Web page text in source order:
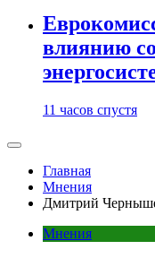
влиянию
11 часов спустя
Главная
Мнения
Дмитрий
Мнения